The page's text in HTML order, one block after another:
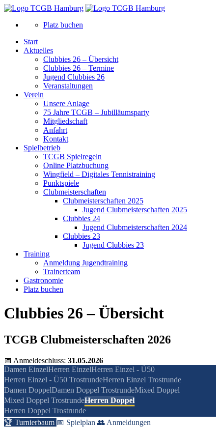
Platz buchen
Start
Aktuelles
Clubbies 26 – Übersicht
Clubbies 26 – Termine
Jugend Clubbies 26
Veranstaltungen
Verein
Unsere Anlage
75 Jahre TCGB – Jubilläumsparty
Mitgliedschaft
Anfahrt
Kontakt
Spielbetrieb
TCGB Spielregeln
Online Platzbuchung
Wingfield – Digitales Tennistraining
Punktspiele
Clubmeisterschaften
Clubmeisterschaften 2025
Jugend Clubmeisterschaften 2025
Clubbies 24
Jugend Clubmeisterschaften 2024
Clubbies 23
Jugend Clubbies 23
Training
Anmeldung Jugendtraining
Trainerteam
Gastronomie
Platz buchen
Clubbies 26 – Übersicht
TCGB Clubmeisterschaften 2026
📅 Anmeldeschluss: 31.05.2026
Damen EinzelHerren EinzelHerren Einzel - Ü50
Herren Einzel - Ü50 TrostrundeHerren Einzel Trostrunde
Damen DoppelDamen Doppel TrostrundeMixed Doppel
Mixed Doppel TrostrundeHerren Doppel
Herren Doppel Trostrunde
🏆 Turnierbaum 📅 Spielplan 👥 Anmeldungen